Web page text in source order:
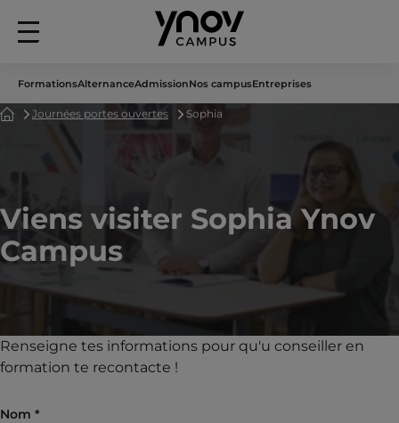
Menu
FormationsAlternanceAdmissionNos campusEntreprises
AccueilJournées portes ouvertes Sophia
Viens visiter Sophia Ynov
Campus
Renseigne tes informations pour qu'u conseiller en
formation te recontacte !
Nom